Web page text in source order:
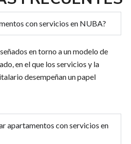
con servicios en NUBA?
en torno a un modelo de
en el que los servicios y la
desempeñan un papel
apartamentos con servicios en